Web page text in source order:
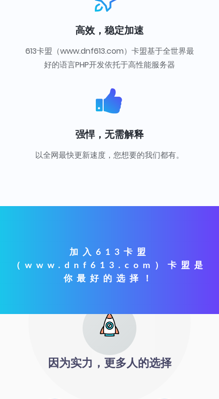
高效，稳定加速
613卡盟（www.dnf613.com）卡盟基于全世界最
好的语言PHP开发依托于高性能服务器
强悍，无需解释
以全网最快更新速度，您想要的我们都有。
加入613卡盟
（www.dnf613.com）卡盟是
你最好的选择！
因为实力，更多人的选择